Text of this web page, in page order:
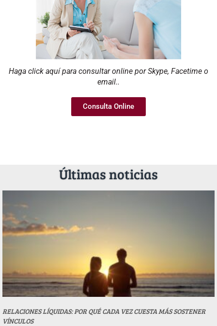
Haga click aquí para consultar online por Skype, Facetime o
email..
Consulta Online
Últimas noticias
RELACIONES LÍQUIDAS: POR QUÉ CADA VEZ CUESTA MÁS SOSTENER
VÍNCULOS